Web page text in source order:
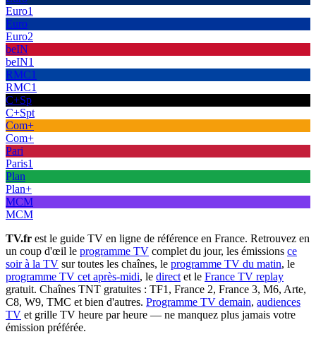
Euro1
Euro
Euro2
beIN
beIN1
RMC1
RMC1
C+Sp
C+Spt
Com+
Com+
Pari
Paris1
Plan
Plan+
MCM
MCM
TV.fr est le guide TV en ligne de référence en France. Retrouvez en
un coup d'œil le programme TV complet du jour, les émissions ce
soir à la TV sur toutes les chaînes, le programme TV du matin, le
programme TV cet après-midi, le direct et le France TV replay
gratuit. Chaînes TNT gratuites : TF1, France 2, France 3, M6, Arte,
C8, W9, TMC et bien d'autres. Programme TV demain, audiences
TV et grille TV heure par heure — ne manquez plus jamais votre
émission préférée.